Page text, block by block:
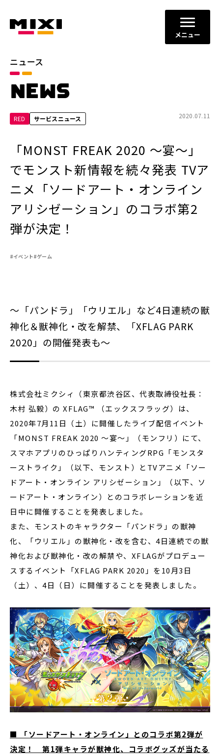
メニュー
ニュース
NEWS
RED サービスニュース 2020.07.11
「MONST FREAK 2020 ～宴～」
でモンスト新情報を続々発表 TVア
ニメ「ソードアート・オンライン
アリシゼーション」のコラボ第2
弾が決定！
#イベント#ゲーム
～「パンドラ」「ウリエル」など4日連続の獣
神化＆獣神化・改を解禁、「XFLAG PARK
2020」の開催発表も～
株式会社ミクシィ（東京都渋谷区、代表取締役社長：
木村 弘毅）の XFLAG™ （エックスフラッグ）は、
2020年7月11日（土）に開催したライブ配信イベント
「MONST FREAK 2020 ～宴～」（モンフリ）にて、
スマホアプリのひっぱりハンティングRPG「モンスタ
ーストライク」（以下、モンスト）とTVアニメ「ソー
ドアート・オンライン アリシゼーション」（以下、ソ
ードアート・オンライン）とのコラボレーションを近
日中に開催することを発表しました。
また、モンストのキャラクター「パンドラ」の獣神
化、「ウリエル」の獣神化・改を含む、4日連続での獣
神化および獣神化・改の解禁や、XFLAGがプロデュー
スするイベント「XFLAG PARK 2020」を10月3日
（土）、4日（日）に開催することを発表しました。
■ 「ソードアート・オンライン」とのコラボ第2弾が
決定！ 第1弾キャラが獣神化、コラボグッズが当たる
カテゴリ
お知らせ
2026年 2025年
2023年